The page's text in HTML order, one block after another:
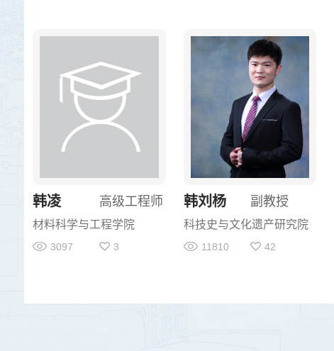
高级工程师
韩凌
材料科学与工程学院
3097 3
副教授
韩刘杨
科技史与文化遗产研究院
11810 42